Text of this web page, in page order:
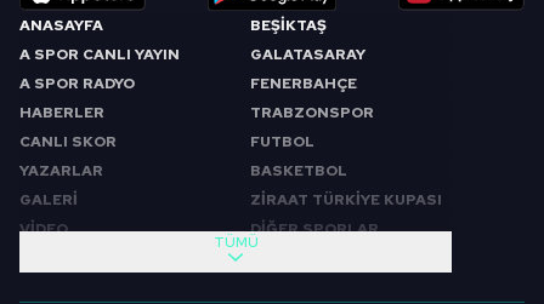
ANASAYFA
A SPOR CANLI YAYIN
A SPOR RADYO
HABERLER
CANLI SKOR
YAZARLAR
GALERİ
VİDEO
BEŞİKTAŞ
GALATASARAY
FENERBAHÇE
TRABZONSPOR
FUTBOL
BASKETBOL
ZİRAAT TÜRKİYE KUPASI
DİĞER SPORLAR
TÜMÜ